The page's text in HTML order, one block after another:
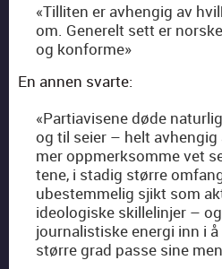
«Tilliten er avhengig av
om. Generelt sett er
og kon­forme»
En annen svarte:
«Par­ti­avisene døde
og til seier – helt avhengig
mer opp­merk­somme vet
tene, i stadig større
ubestem­melig sjikt som
ide­ol­o­giske skil­lelin­jer –
jour­nal­is­tiske ener­gi inn i
større grad passe sine